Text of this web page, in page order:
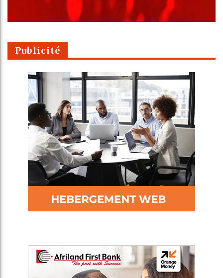
Publicité